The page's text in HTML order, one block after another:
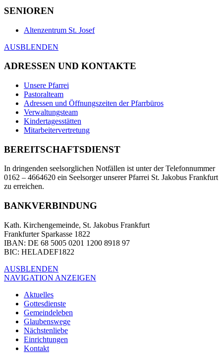
SENIOREN
Altenzentrum St. Josef
AUSBLENDEN
ADRESSEN UND KONTAKTE
Unsere Pfarrei
Pastoralteam
Adressen und Öffnungszeiten der Pfarrbüros
Verwaltungsteam
Kindertagesstätten
Mitarbeitervertretung
BEREITSCHAFTSDIENST
In dringenden seelsorglichen Notfällen ist unter der Telefonnummer
0162 – 4664620 ein Seelsorger unserer Pfarrei St. Jakobus Frankfurt
zu erreichen.
BANKVERBINDUNG
Kath. Kirchengemeinde, St. Jakobus Frankfurt
Frankfurter Sparkasse 1822
IBAN: DE 68 5005 0201 1200 8918 97
BIC: HELADEF1822
AUSBLENDEN
NAVIGATION ANZEIGEN
Aktuelles
Gottesdienste
Gemeindeleben
Glaubenswege
Nächstenliebe
Einrichtungen
Kontakt